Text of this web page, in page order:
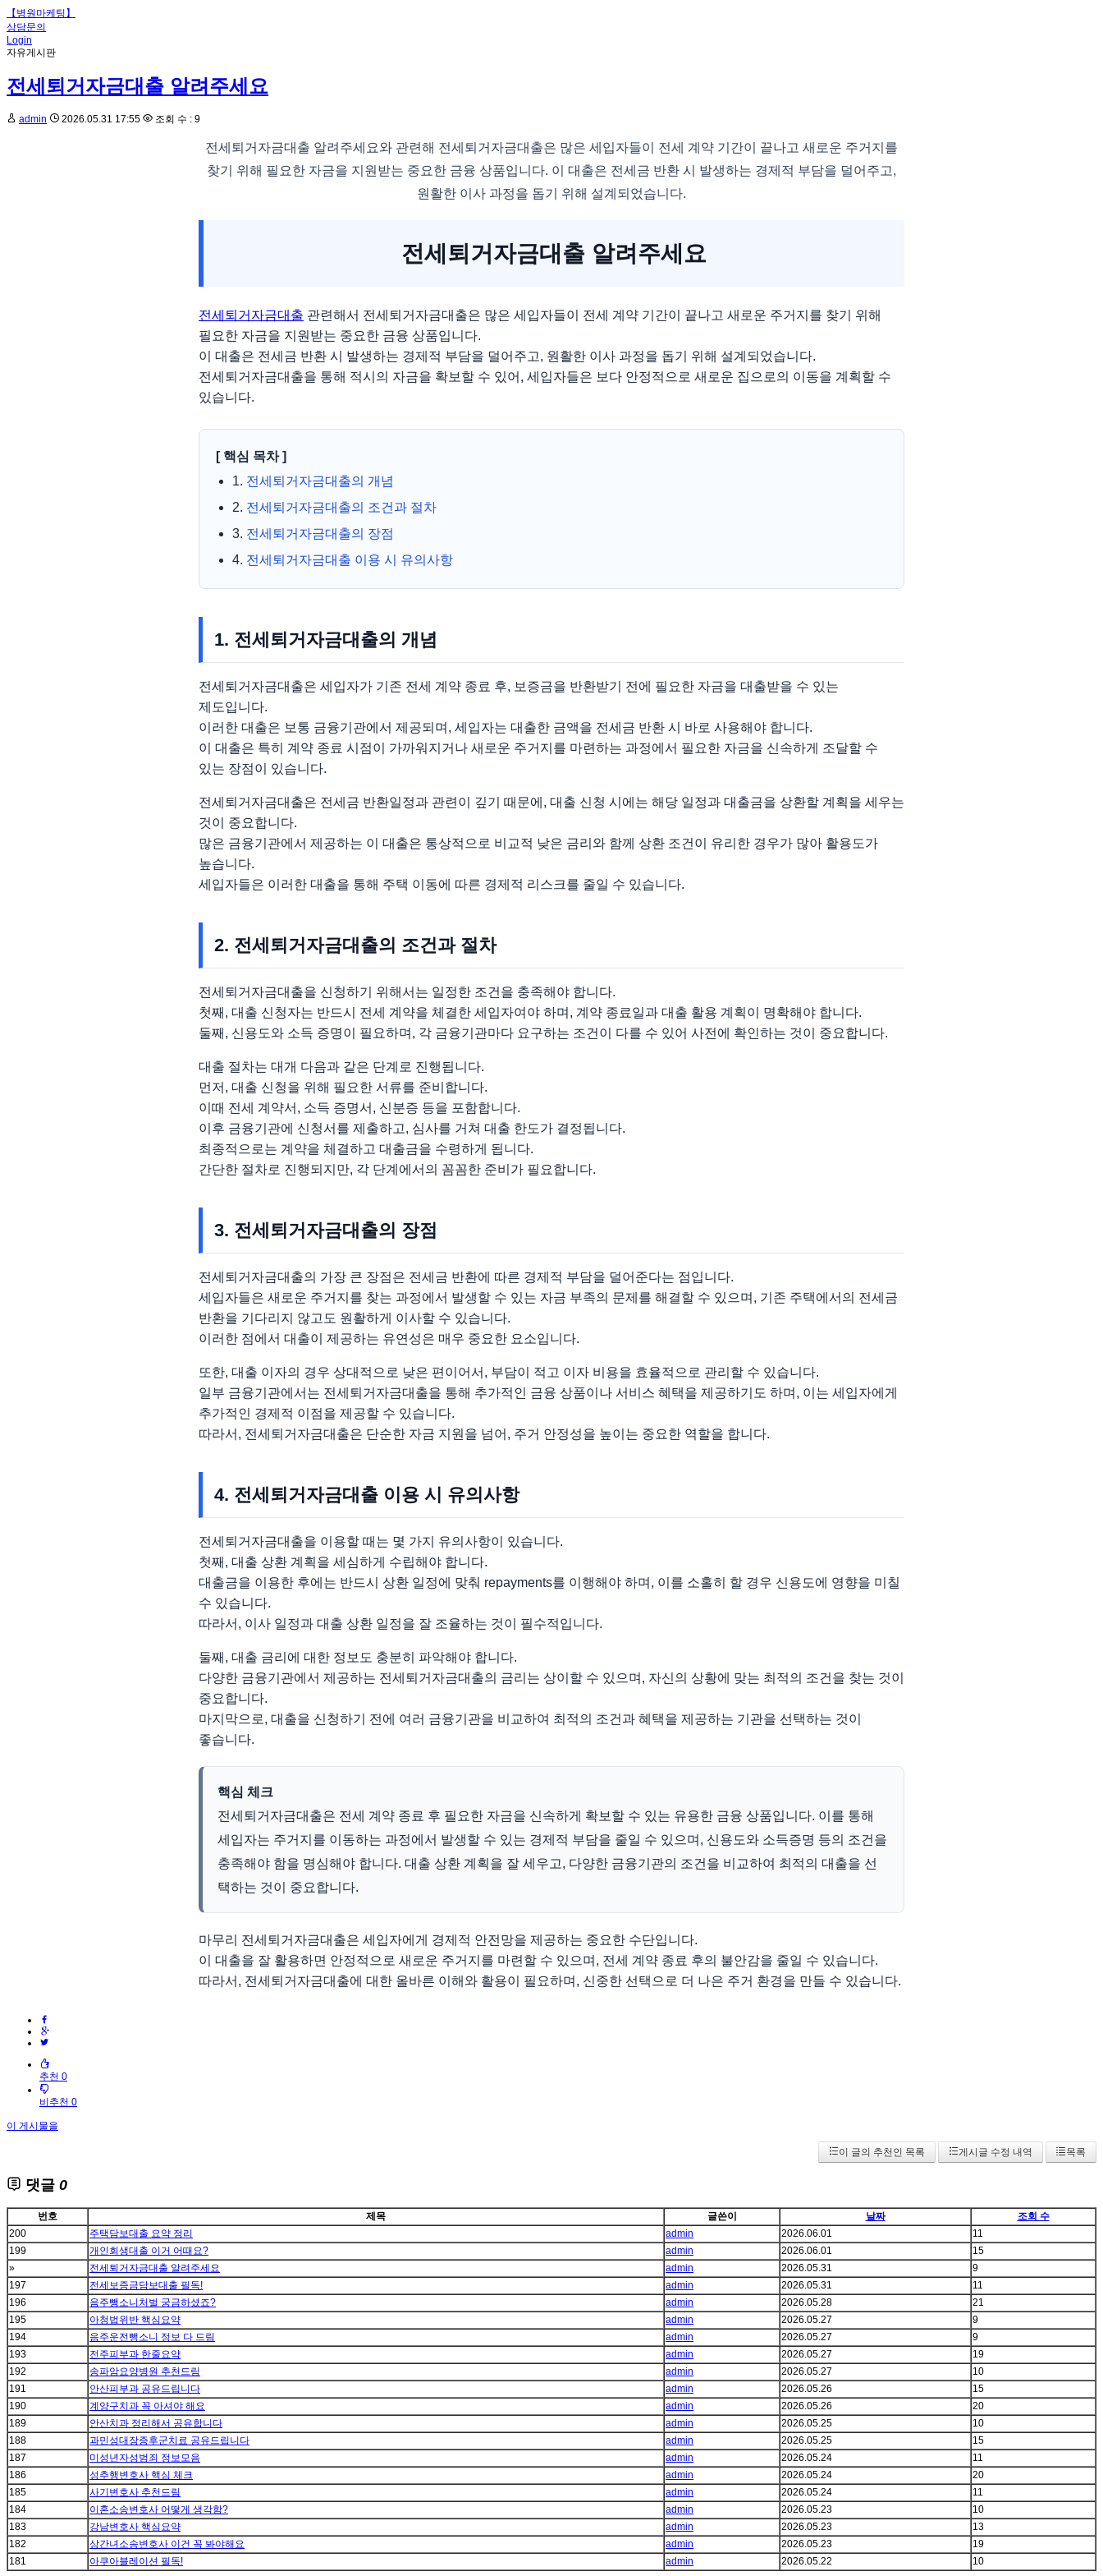
【병원마케팅】
상담문의
Login
자유게시판
전세퇴거자금대출 알려주세요
admin 2026.05.31 17:55 조회 수 : 9
전세퇴거자금대출 알려주세요와 관련해 전세퇴거자금대출은 많은 세입자들이 전세 계약 기간이 끝나고 새로운 주거지를
찾기 위해 필요한 자금을 지원받는 중요한 금융 상품입니다. 이 대출은 전세금 반환 시 발생하는 경제적 부담을 덜어주고,
원활한 이사 과정을 돕기 위해 설계되었습니다.
전세퇴거자금대출 알려주세요
전세퇴거자금대출 관련해서 전세퇴거자금대출은 많은 세입자들이 전세 계약 기간이 끝나고 새로운 주거지를 찾기 위해
필요한 자금을 지원받는 중요한 금융 상품입니다.
이 대출은 전세금 반환 시 발생하는 경제적 부담을 덜어주고, 원활한 이사 과정을 돕기 위해 설계되었습니다.
전세퇴거자금대출을 통해 적시의 자금을 확보할 수 있어, 세입자들은 보다 안정적으로 새로운 집으로의 이동을 계획할 수
있습니다.
[ 핵심 목차 ]
1. 전세퇴거자금대출의 개념
2. 전세퇴거자금대출의 조건과 절차
3. 전세퇴거자금대출의 장점
4. 전세퇴거자금대출 이용 시 유의사항
1. 전세퇴거자금대출의 개념
전세퇴거자금대출은 세입자가 기존 전세 계약 종료 후, 보증금을 반환받기 전에 필요한 자금을 대출받을 수 있는
제도입니다.
이러한 대출은 보통 금융기관에서 제공되며, 세입자는 대출한 금액을 전세금 반환 시 바로 사용해야 합니다.
이 대출은 특히 계약 종료 시점이 가까워지거나 새로운 주거지를 마련하는 과정에서 필요한 자금을 신속하게 조달할 수
있는 장점이 있습니다.
전세퇴거자금대출은 전세금 반환일정과 관련이 깊기 때문에, 대출 신청 시에는 해당 일정과 대출금을 상환할 계획을 세우는
것이 중요합니다.
많은 금융기관에서 제공하는 이 대출은 통상적으로 비교적 낮은 금리와 함께 상환 조건이 유리한 경우가 많아 활용도가
높습니다.
세입자들은 이러한 대출을 통해 주택 이동에 따른 경제적 리스크를 줄일 수 있습니다.
2. 전세퇴거자금대출의 조건과 절차
전세퇴거자금대출을 신청하기 위해서는 일정한 조건을 충족해야 합니다.
첫째, 대출 신청자는 반드시 전세 계약을 체결한 세입자여야 하며, 계약 종료일과 대출 활용 계획이 명확해야 합니다.
둘째, 신용도와 소득 증명이 필요하며, 각 금융기관마다 요구하는 조건이 다를 수 있어 사전에 확인하는 것이 중요합니다.
대출 절차는 대개 다음과 같은 단계로 진행됩니다.
먼저, 대출 신청을 위해 필요한 서류를 준비합니다.
이때 전세 계약서, 소득 증명서, 신분증 등을 포함합니다.
이후 금융기관에 신청서를 제출하고, 심사를 거쳐 대출 한도가 결정됩니다.
최종적으로는 계약을 체결하고 대출금을 수령하게 됩니다.
간단한 절차로 진행되지만, 각 단계에서의 꼼꼼한 준비가 필요합니다.
3. 전세퇴거자금대출의 장점
전세퇴거자금대출의 가장 큰 장점은 전세금 반환에 따른 경제적 부담을 덜어준다는 점입니다.
세입자들은 새로운 주거지를 찾는 과정에서 발생할 수 있는 자금 부족의 문제를 해결할 수 있으며, 기존 주택에서의 전세금
반환을 기다리지 않고도 원활하게 이사할 수 있습니다.
이러한 점에서 대출이 제공하는 유연성은 매우 중요한 요소입니다.
또한, 대출 이자의 경우 상대적으로 낮은 편이어서, 부담이 적고 이자 비용을 효율적으로 관리할 수 있습니다.
일부 금융기관에서는 전세퇴거자금대출을 통해 추가적인 금융 상품이나 서비스 혜택을 제공하기도 하며, 이는 세입자에게
추가적인 경제적 이점을 제공할 수 있습니다.
따라서, 전세퇴거자금대출은 단순한 자금 지원을 넘어, 주거 안정성을 높이는 중요한 역할을 합니다.
4. 전세퇴거자금대출 이용 시 유의사항
전세퇴거자금대출을 이용할 때는 몇 가지 유의사항이 있습니다.
첫째, 대출 상환 계획을 세심하게 수립해야 합니다.
대출금을 이용한 후에는 반드시 상환 일정에 맞춰 repayments를 이행해야 하며, 이를 소홀히 할 경우 신용도에 영향을 미칠
수 있습니다.
따라서, 이사 일정과 대출 상환 일정을 잘 조율하는 것이 필수적입니다.
둘째, 대출 금리에 대한 정보도 충분히 파악해야 합니다.
다양한 금융기관에서 제공하는 전세퇴거자금대출의 금리는 상이할 수 있으며, 자신의 상황에 맞는 최적의 조건을 찾는 것이
중요합니다.
마지막으로, 대출을 신청하기 전에 여러 금융기관을 비교하여 최적의 조건과 혜택을 제공하는 기관을 선택하는 것이
좋습니다.
핵심 체크
전세퇴거자금대출은 전세 계약 종료 후 필요한 자금을 신속하게 확보할 수 있는 유용한 금융 상품입니다. 이를 통해
세입자는 주거지를 이동하는 과정에서 발생할 수 있는 경제적 부담을 줄일 수 있으며, 신용도와 소득증명 등의 조건을
충족해야 함을 명심해야 합니다. 대출 상환 계획을 잘 세우고, 다양한 금융기관의 조건을 비교하여 최적의 대출을 선
택하는 것이 중요합니다.
마무리 전세퇴거자금대출은 세입자에게 경제적 안전망을 제공하는 중요한 수단입니다.
이 대출을 잘 활용하면 안정적으로 새로운 주거지를 마련할 수 있으며, 전세 계약 종료 후의 불안감을 줄일 수 있습니다.
따라서, 전세퇴거자금대출에 대한 올바른 이해와 활용이 필요하며, 신중한 선택으로 더 나은 주거 환경을 만들 수 있습니다.
추천 0
비추천 0
이 게시물을
이 글의 추천인 목록 게시글 수정 내역 목록
댓글 0
번호 제목 글쓴이 날짜
조회 수
200
주택담보대출 요약 정리 admin 2026.06.01
11
199
개인회생대출 이거 어때요? admin 2026.06.01
15
»
전세퇴거자금대출 알려주세요 admin 2026.05.31
9
197
전세보증금담보대출 필독! admin 2026.05.31
11
196
음주뺑소니처벌 궁금하셨죠? admin 2026.05.28
21
195
아청법위반 핵심요약 admin 2026.05.27
9
194
음주운전뺑소니 정보 다 드림 admin 2026.05.27
9
193
전주피부과 한줄요약 admin 2026.05.27
19
192
송파암요양병원 추천드림 admin 2026.05.27
10
191
안산피부과 공유드립니다 admin 2026.05.26
15
190
계양구치과 꼭 아셔야 해요 admin 2026.05.26
20
189
안산치과 정리해서 공유합니다 admin 2026.05.25
10
188
과민성대장증후군치료 공유드립니다 admin 2026.05.25
15
187
미성년자성범죄 정보모음 admin 2026.05.24
11
186
성추행변호사 핵심 체크 admin 2026.05.24
20
185
사기변호사 추천드림 admin 2026.05.24
11
184
이혼소송변호사 어떻게 생각함? admin 2026.05.23
10
183
강남변호사 핵심요약 admin 2026.05.23
13
182
상간녀소송변호사 이건 꼭 봐야해요 admin 2026.05.23
19
181
아쿠아블레이션 필독! admin 2026.05.22 10